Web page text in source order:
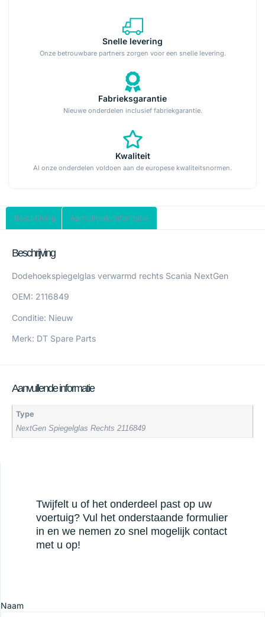
Snelle levering
Onze betrouwbare partners zorgen voor een snelle levering.
Fabrieksgarantie
Nieuwe onderdelen inclusief fabriekgarantie.
Kwaliteit
Al onze onderdelen voldoen aan de europese kwaliteitsnormen.
Beschrijving Aanvullende informatie
Beschrijving
Dodehoekspiegelglas verwarmd rechts Scania NextGen
OEM: 2116849
Conditie: Nieuw
Merk: DT Spare Parts
Aanvullende informatie
Type
NextGen Spiegelglas Rechts 2116849
Twijfelt u of het onderdeel past op uw
voertuig? Vul het onderstaande formulier
in en we nemen zo snel mogelijk contact
met u op!
Naam